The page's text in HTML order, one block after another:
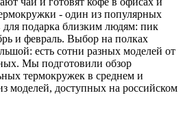
- один из популярных
для подарка близким людям: пик
и февраль. Выбор на полках
есть сотни разных моделей от
Мы подготовили обзор
термокружек в среднем и
моделей, доступных на российском